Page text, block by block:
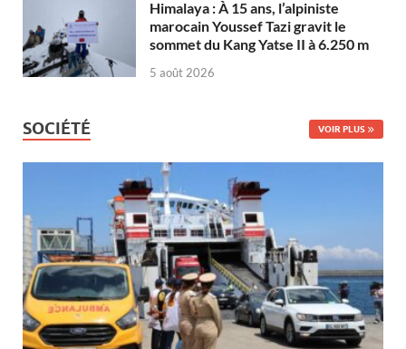
Himalaya : À 15 ans, l’alpiniste
marocain Youssef Tazi gravit le
sommet du Kang Yatse II à 6.250 m
5 août 2026
SOCIÉTÉ VOIR PLUS